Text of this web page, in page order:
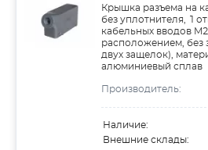
Крышка разъема на
без уплотнителя, 1
кабельных вводов
расположением, без
двух защелок),
алюминиевый сплав
Производитель:
Наличие:
Внешние склады: